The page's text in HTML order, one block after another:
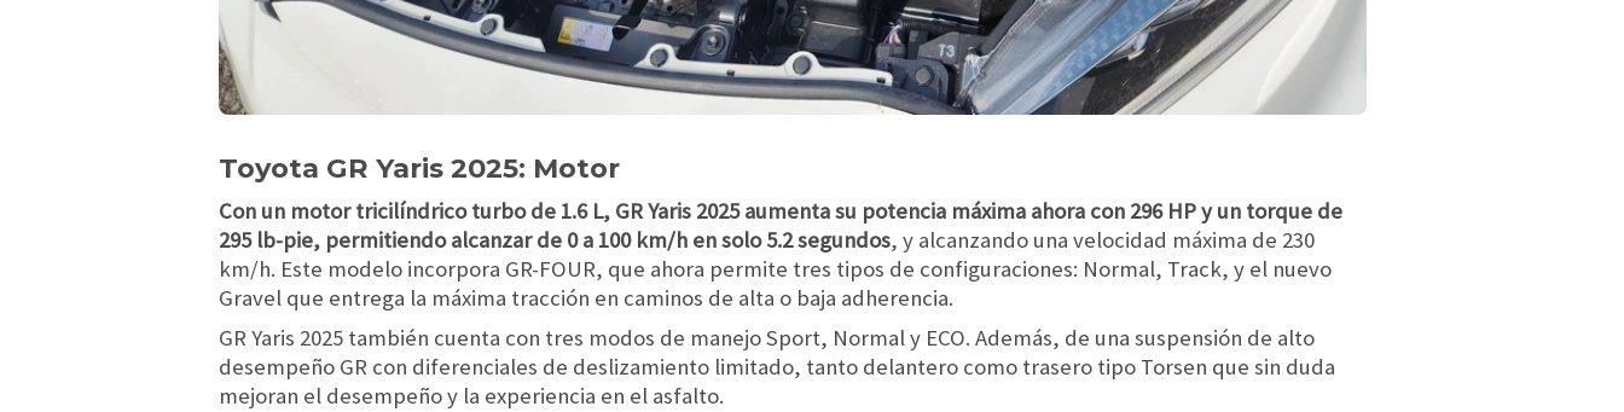
Toyota GR Yaris 2025: Motor
Con un motor tricilíndrico turbo de 1.6 L, GR Yaris 2025 aumenta su potencia máxima ahora con 296 HP y un torque de
295 lb-pie, permitiendo alcanzar de 0 a 100 km/h en solo 5.2 segundos, y alcanzando una velocidad máxima de 230
km/h. Este modelo incorpora GR-FOUR, que ahora permite tres tipos de configuraciones: Normal, Track, y el nuevo
Gravel que entrega la máxima tracción en caminos de alta o baja adherencia.
GR Yaris 2025 también cuenta con tres modos de manejo Sport, Normal y ECO. Además, de una suspensión de alto
desempeño GR con diferenciales de deslizamiento limitado, tanto delantero como trasero tipo Torsen que sin duda
mejoran el desempeño y la experiencia en el asfalto.